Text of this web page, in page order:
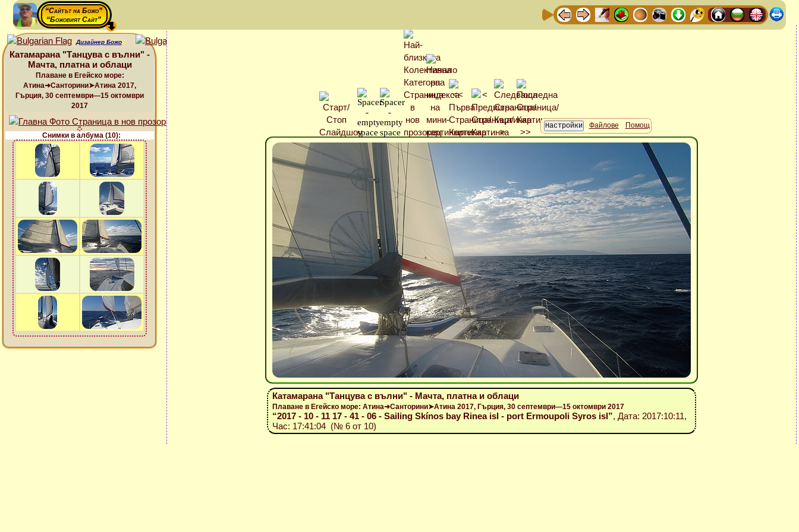
“Сайтът на Божо”
“Божовият Сайт”
Дизайнер Божо
Катамарана "Танцува с вълни" -
Мачта, платна и облаци
Плаване в Егейско море:
Атина➜Санторини➤Атина 2017,
Гърция, 30 септември—15 октомври
2017
Снимки в албума (10):
Файлове Помощ
Катамарана "Танцува с вълни" - Мачта, платна и облаци
Плаване в Егейско море: Атина➜Санторини➤Атина 2017, Гърция, 30 септември—15 октомври 2017
“2017 - 10 - 11 17 - 41 - 06 - Sailing Skínos bay Rinea isl - port Ermoupoli Syros isl”, Дата: 2017:10:11,
Час: 17:41:04 (№ 6 от 10)